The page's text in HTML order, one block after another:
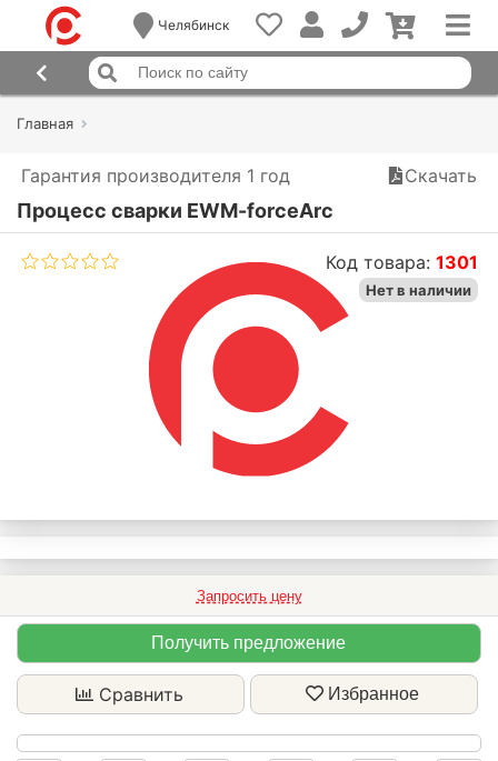
Челябинск
Главная
Гарантия производителя 1 год Скачать
Процесс сварки EWM-forceArc
Код товара:1301
Нет в наличии
Запросить цену
Получить предложение
Сравнить Избранное